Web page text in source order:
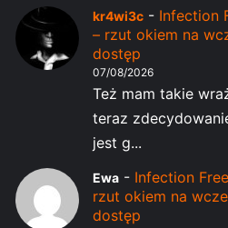
kr4wi3c - Infection
– rzut okiem na
dostęp
07/08/2026
Też mam takie
teraz
jest g...
Ewa - Infection
rzut okiem na
dostęp